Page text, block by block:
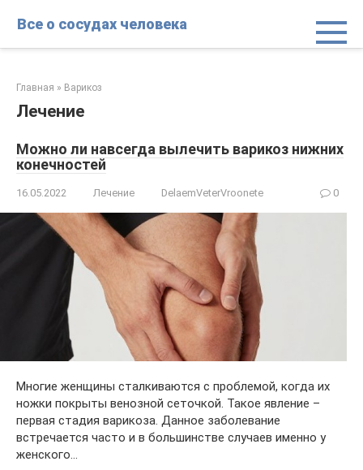
Все о сосудах человека
Главная » Варикоз
Лечение
Можно ли навсегда вылечить варикоз нижних
конечностей
16.05.2022 Лечение DelaemVeterVroonete 0
Многие женщины сталкиваются с проблемой, когда их
ножки покрыты венозной сеточкой. Такое явление –
первая стадия варикоза. Данное заболевание
встречается часто и в большинстве случаев именно у
женского…